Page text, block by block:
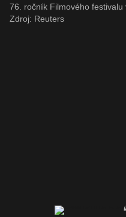
76. ročník Filmového
Zdroj: Reuters